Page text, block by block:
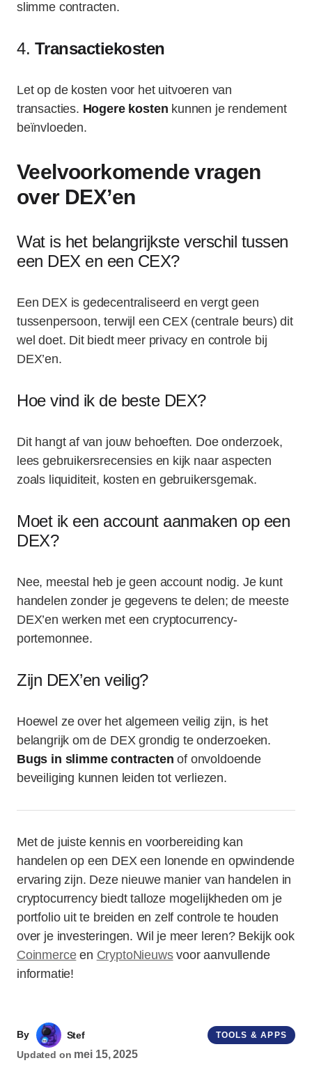
slimme contracten.
4. Transactiekosten
Let op de kosten voor het uitvoeren van
transacties. Hogere kosten kunnen je rendement
beïnvloeden.
Veelvoorkomende vragen
over DEX’en
Wat is het belangrijkste verschil tussen
een DEX en een CEX?
Een DEX is gedecentraliseerd en vergt geen
tussenpersoon, terwijl een CEX (centrale beurs) dit
wel doet. Dit biedt meer privacy en controle bij
DEX’en.
Hoe vind ik de beste DEX?
Dit hangt af van jouw behoeften. Doe onderzoek,
lees gebruikersrecensies en kijk naar aspecten
zoals liquiditeit, kosten en gebruikersgemak.
Moet ik een account aanmaken op een
DEX?
Nee, meestal heb je geen account nodig. Je kunt
handelen zonder je gegevens te delen; de meeste
DEX’en werken met een cryptocurrency-
portemonnee.
Zijn DEX’en veilig?
Hoewel ze over het algemeen veilig zijn, is het
belangrijk om de DEX grondig te onderzoeken.
Bugs in slimme contracten of onvoldoende
beveiliging kunnen leiden tot verliezen.
Met de juiste kennis en voorbereiding kan
handelen op een DEX een lonende en opwindende
ervaring zijn. Deze nieuwe manier van handelen in
cryptocurrency biedt talloze mogelijkheden om je
portfolio uit te breiden en zelf controle te houden
over je investeringen. Wil je meer leren? Bekijk ook
Coinmerceen CryptoNieuwsvoor aanvullende
informatie!
By
Stef
Updated on mei 15, 2025
TOOLS & APPS